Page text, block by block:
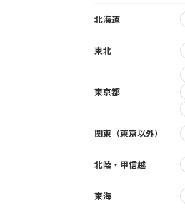
北海道
東北
東京都
関東（東京以外）
北陸・甲信越
東海